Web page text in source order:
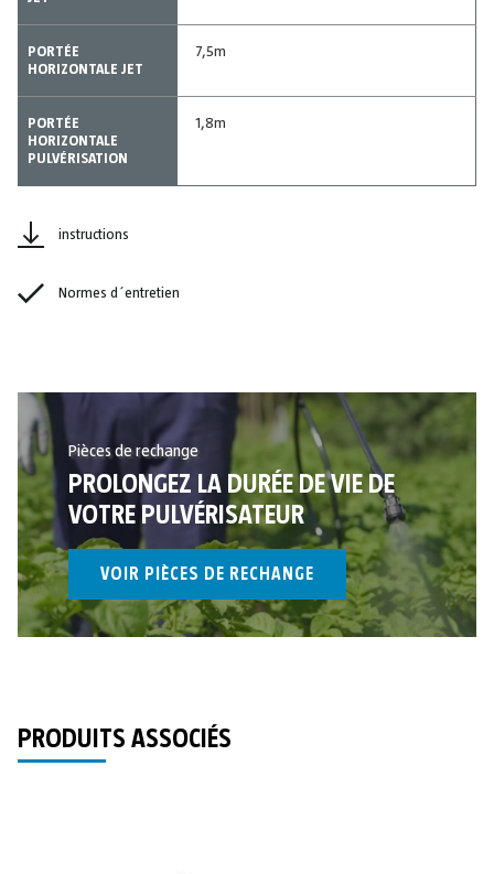
PORTÉE
HORIZONTALE JET
7,5m
PORTÉE
HORIZONTALE
PULVÉRISATION
1,8m
instructions
Normes d´entretien
Pièces de rechange
PROLONGEZ LA DURÉE DE VIE DE
VOTRE PULVÉRISATEUR
VOIR PIÈCES DE RECHANGE
PRODUITS ASSOCIÉS